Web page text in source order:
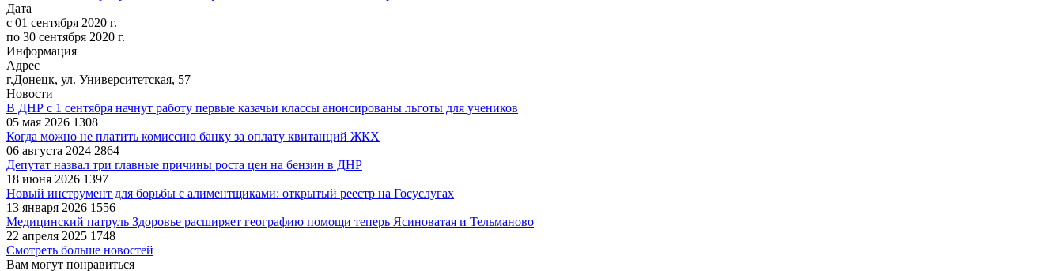
Дата
с 01 сентября 2020 г.
по 30 сентября 2020 г.
Информация
Адрес
г.Донецк, ул. Университетская, 57
Новости
В ДНР с 1 сентября начнут работу первые казачьи классы анонсированы льготы для учеников
05 мая 2026 1308
Когда можно не платить комиссию банку за оплату квитанций ЖКХ
06 августа 2024 2864
Депутат назвал три главные причины роста цен на бензин в ДНР
18 июня 2026 1397
Новый инструмент для борьбы с алиментщиками: открытый реестр на Госуслугах
13 января 2026 1556
Медицинский патруль Здоровье расширяет географию помощи теперь Ясиноватая и Тельманово
22 апреля 2025 1748
Смотреть больше новостей
Вам могут понравиться